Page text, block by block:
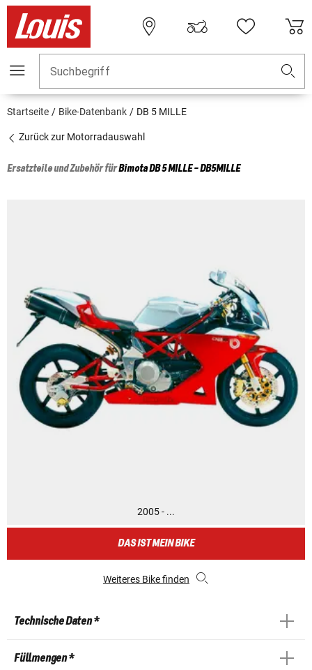
Suchbegriff
Startseite Bike-Datenbank DB 5 MILLE
Zurück zur Motorradauswahl
Ersatzteile und Zubehör fürBimotaDB 5 MILLE - DB5MILLE
2005 - ...
DAS IST MEIN BIKE
Weiteres Bike finden
Technische Daten *
Füllmengen *